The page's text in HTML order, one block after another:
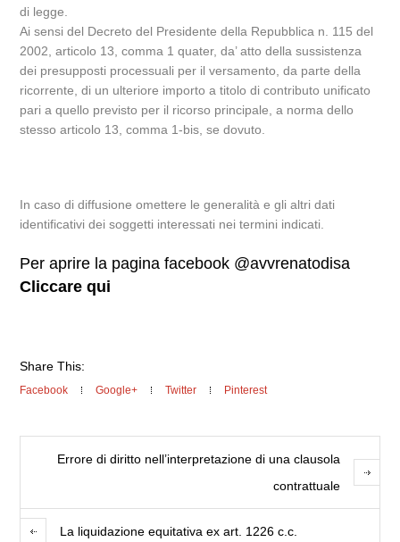
di legge.
Ai sensi del Decreto del Presidente della Repubblica n. 115 del
2002, articolo 13, comma 1 quater, da’ atto della sussistenza
dei presupposti processuali per il versamento, da parte della
ricorrente, di un ulteriore importo a titolo di contributo unificato
pari a quello previsto per il ricorso principale, a norma dello
stesso articolo 13, comma 1-bis, se dovuto.
In caso di diffusione omettere le generalità e gli altri dati
identificativi dei soggetti interessati nei termini indicati.
Per aprire la pagina facebook @avvrenatodisa
Cliccare qui
Share This:
Facebook Google+ Twitter Pinterest
Errore di diritto nell’interpretazione di una clausola
contrattuale
La liquidazione equitativa ex art. 1226 c.c.